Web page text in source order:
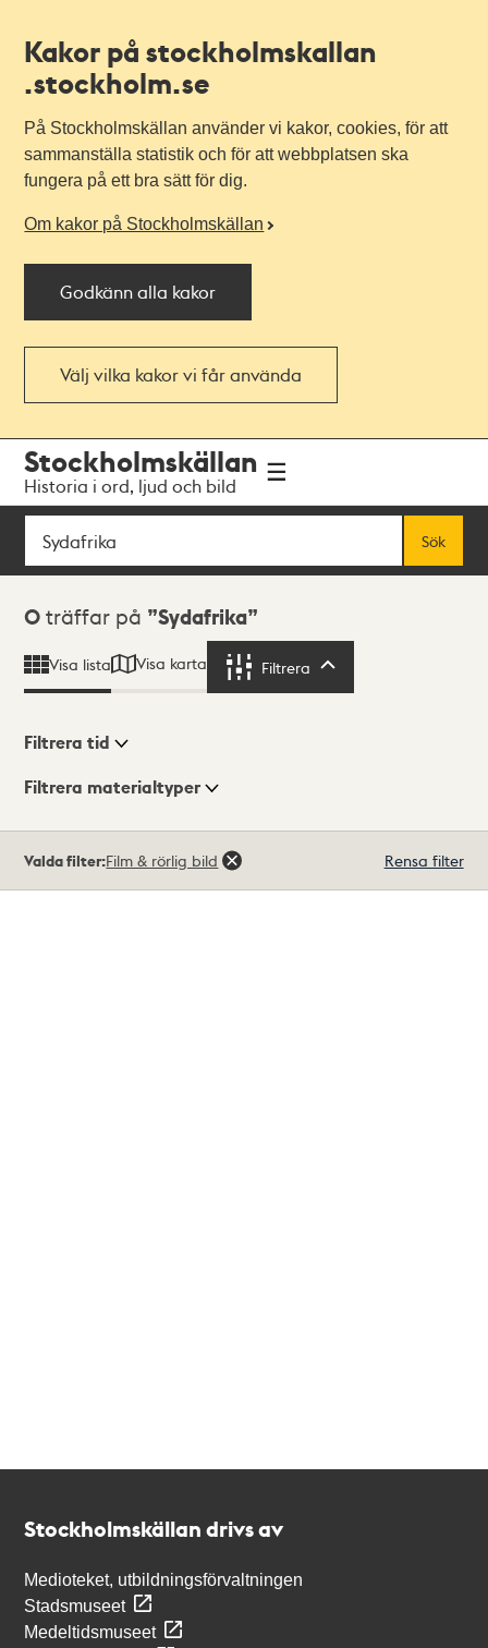
Kakor på stockholmskallan
.stockholm.se
På Stockholmskällan använder vi kakor, cookies, för att
sammanställa statistik och för att webbplatsen ska
fungera på ett bra sätt för dig.
Om kakor på Stockholmskällan
Godkänn alla kakor
Välj vilka kakor vi får använda
navigationen
huvudinnehållet
Stockholmskällan
Historia i ord, ljud och bild
Sök
Sök
Sökresultat
0 träffar på Sydafrika
Visa lista Visa karta Filtrera
Visningsläge
Filtrera tid
Filtrera materialtyper
träffar
Valda filter:Film & rörlig bild Rensa filter
Stockholmskällan drivs av
Medioteket, utbildningsförvaltningen
Stadsmuseet
Medeltidsmuseet